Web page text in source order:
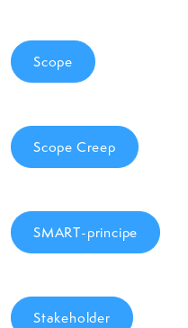
Scope
Scope Creep
SMART-principe
Stakeholder